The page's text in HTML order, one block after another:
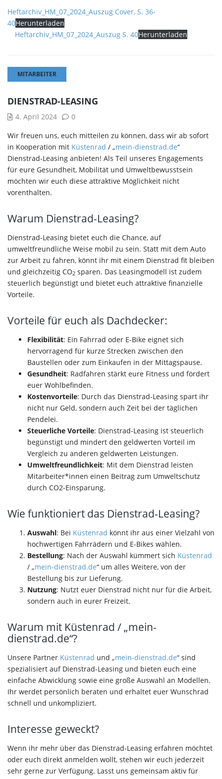
Heftarchiv_HM_07_2024_Auszug Cover, S. 36-
40Herunterladen
Heftarchiv_HM_07_2024_Auszug S. 40Herunterladen
MITARBEITER
DIENSTRAD-LEASING
4. April 2024
0
Wir freuen uns, euch mitteilen zu können, dass wir ab sofort
in Kooperation mit Küstenrad / „mein-dienstrad.de“
Dienstrad-Leasing anbieten! Als Teil unseres Engagements
für eure Gesundheit, Mobilität und Umweltbewusstsein
möchten wir euch diese attraktive Möglichkeit nicht
vorenthalten.
Warum Dienstrad-Leasing?
Dienstrad-Leasing bietet euch die Chance, auf
umweltfreundliche Weise mobil zu sein. Statt mit dem Auto
zur Arbeit zu fahren, könnt ihr mit einem Dienstrad fit bleiben
und gleichzeitig CO2 sparen. Das Leasingmodell ist zudem
steuerlich begünstigt und bietet euch attraktive finanzielle
Vorteile.
Vorteile für euch als Dachdecker:
Flexibilität: Ein Fahrrad oder E-Bike eignet sich
hervorragend für kurze Strecken zwischen den
Baustellen oder zum Einkaufen in der Mittagspause.
Gesundheit: Radfahren stärkt eure Fitness und fördert
euer Wohlbefinden.
Kostenvorteile: Durch das Dienstrad-Leasing spart ihr
nicht nur Geld, sondern auch Zeit bei der täglichen
Pendelei.
Steuerliche Vorteile: Dienstrad-Leasing ist steuerlich
begünstigt und mindert den geldwerten Vorteil im
Vergleich zu anderen geldwerten Leistungen.
Umweltfreundlichkeit: Mit dem Dienstrad leisten
Mitarbeiter*innen einen Beitrag zum Umweltschutz
durch CO2-Einsparung.
Wie funktioniert das Dienstrad-Leasing?
Auswahl: Bei Küstenrad könnt ihr aus einer Vielzahl von
hochwertigen Fahrrädern und E-Bikes wählen.
Bestellung: Nach der Auswahl kümmert sich Küstenrad
/ „mein-dienstrad.de“ um alles Weitere, von der
Bestellung bis zur Lieferung.
Nutzung: Nutzt euer Dienstrad nicht nur für die Arbeit,
sondern auch in eurer Freizeit.
Warum mit Küstenrad / „mein-
dienstrad.de“?
Unsere Partner Küstenrad und „mein-dienstrad.de“ sind
spezialisiert auf Dienstrad-Leasing und bieten euch eine
einfache Abwicklung sowie eine große Auswahl an Modellen.
Ihr werdet persönlich beraten und erhaltet euer Wunschrad
schnell und unkompliziert.
Interesse geweckt?
Wenn ihr mehr über das Dienstrad-Leasing erfahren möchtet
oder euch direkt anmelden wollt, stehen wir euch jederzeit
sehr gerne zur Verfügung. Lasst uns gemeinsam aktiv für